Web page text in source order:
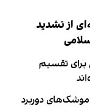
از تشدید
برای تقسیم
موشک‌های دوربرد